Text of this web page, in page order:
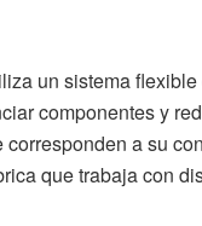
un sistema
componentes y
a su
que trabaja con